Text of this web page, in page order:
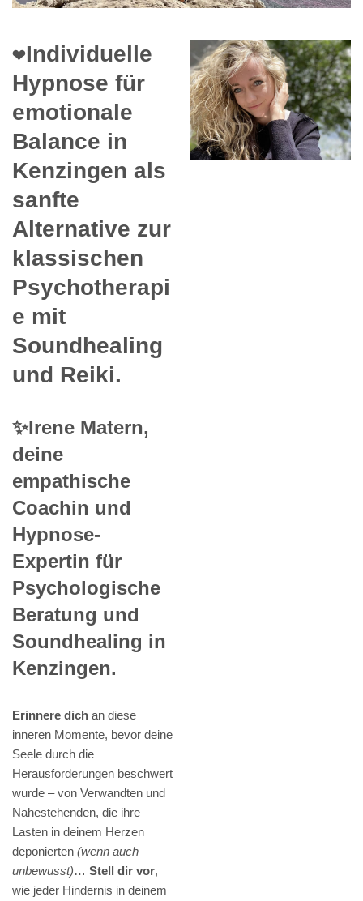
❤️Individuelle
Hypnose für
emotionale
Balance in
Kenzingen als
sanfte
Alternative zur
klassischen
Psychotherapi
e mit
Soundhealing
und Reiki.
✨Irene Matern,
deine
empathische
Coachin und
Hypnose-
Expertin für
Psychologische
Beratung und
Soundhealing in
Kenzingen.
Erinnere dich an diese
inneren Momente, bevor deine
Seele durch die
Herausforderungen beschwert
wurde – von Verwandten und
Nahestehenden, die ihre
Lasten in deinem Herzen
deponierten (wenn auch
unbewusst)… Stell dir vor,
wie jeder Hindernis in deinem